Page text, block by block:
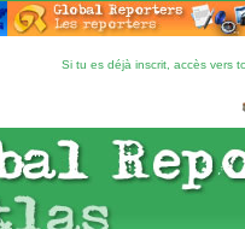
Si tu es déjà inscrit, accès vers